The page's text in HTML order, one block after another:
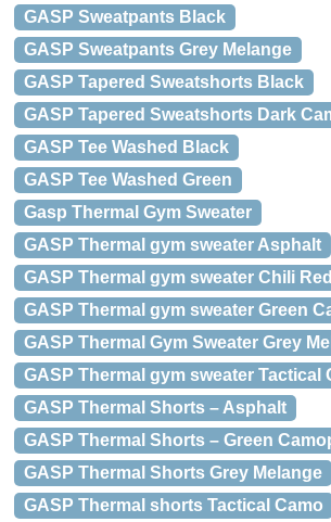
GASP Sweatpants Black
GASP Sweatpants Grey Melange
GASP Tapered Sweatshorts Black
GASP Tapered Sweatshorts Dark
GASP Tee Washed Black
GASP Tee Washed Green
Gasp Thermal Gym Sweater
GASP Thermal gym sweater Asphalt
GASP Thermal gym sweater Chili Red
GASP Thermal gym sweater Green
GASP Thermal Gym Sweater Grey
GASP Thermal gym sweater Tactical
GASP Thermal Shorts – Asphalt
GASP Thermal Shorts – Green
GASP Thermal Shorts Grey Melange
GASP Thermal shorts Tactical Camo